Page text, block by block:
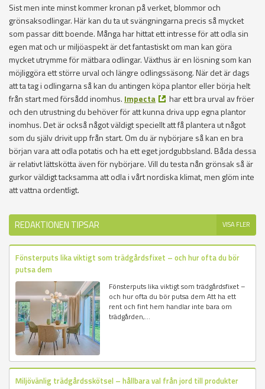
Sist men inte minst kommer kronan på verket, blommor och
grönsaksodlingar. Här kan du ta ut svängningarna precis så mycket
som passar ditt boende. Många har hittat ett intresse för att odla sin
egen mat och ur miljöaspekt är det fantastiskt om man kan göra
mycket utrymme för mätbara odlingar. Växthus är en lösning som kan
möjliggöra ett större urval och längre odlingssäsong. När det är dags
att ta tag i odlingarna så kan du antingen köpa plantor eller börja helt
från start med försådd inomhus. Impecta
har ett bra urval av fröer
och den utrustning du behöver för att kunna driva upp egna plantor
inomhus. Det är också något väldigt speciellt att få plantera ut något
som du själv drivit upp från start. Om du är nybörjare så kan en bra
början vara att odla potatis och ha ett eget jordgubbsland. Båda dessa
är relativt lättskötta även för nybörjare. Vill du testa nån grönsak så är
gurkor väldigt tacksamma att odla i vårt nordiska klimat, men glöm inte
att vattna ordentligt.
REDAKTIONEN TIPSAR VISA FLER
Fönsterputs lika viktigt som trädgårdsfixet – och hur ofta du bör
putsa dem
Fönsterputs lika viktigt som trädgårdsfixet –
och hur ofta du bör putsa dem Att ha ett
rent och fint hem handlar inte bara om
trädgården,...
Miljövänlig trädgårdsskötsel – hållbara val från jord till produkter